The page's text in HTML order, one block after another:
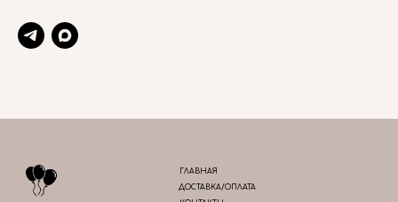
ГЛАВНАЯ
ДОСТАВКА/ОПЛАТА